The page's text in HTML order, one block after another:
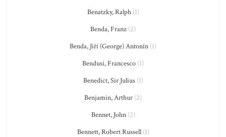
Benatzky, Ralph(1)
Benda, Franz (2)
Benda, Jiří (George) Antonín (1)
Bendusi, Francesco (1)
Benedict, Sir Julius(1)
Benjamin, Arthur (2)
Bennet, John(2)
Bennett, Robert Russell(1)